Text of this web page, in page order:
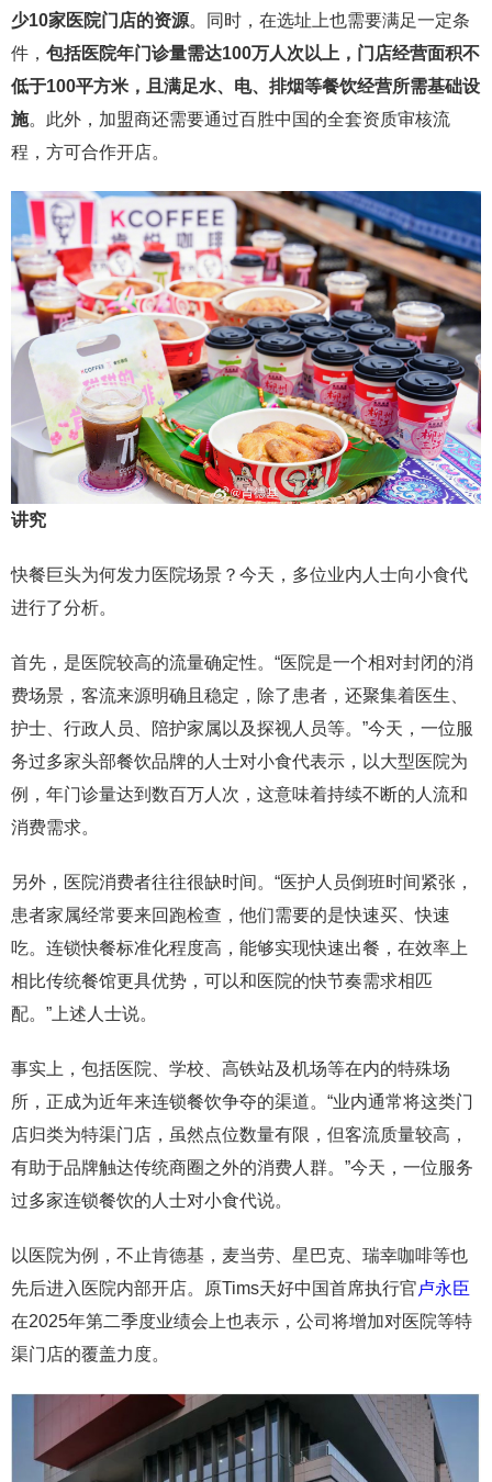
少10家医院门店的资源。同时，在选址上也需要满足一定条
件， 包括医院年门诊量需达100万人次以上，门店经营面积不
低于100平方米，且满足水、电、排烟等餐饮经营所需基础设
施。此外，加盟商还需要通过百胜中国的全套资质审核流
程，方可合作开店。
讲究
快餐巨头为何发力医院场景？今天，多位业内人士向小食代
进行了分析。
首先，是医院较高的流量确定性。“医院是一个相对封闭的消
费场景，客流来源明确且稳定，除了患者，还聚集着医生、
护士、行政人员、陪护家属以及探视人员等。”今天，一位服
务过多家头部餐饮品牌的人士对小食代表示，以大型医院为
例，年门诊量达到数百万人次，这意味着持续不断的人流和
消费需求。
另外，医院消费者往往很缺时间。“医护人员倒班时间紧张，
患者家属经常要来回跑检查，他们需要的是快速买、快速
吃。连锁快餐标准化程度高，能够实现快速出餐，在效率上
相比传统餐馆更具优势，可以和医院的快节奏需求相匹
配。”上述人士说。
事实上，包括医院、学校、高铁站及机场等在内的特殊场
所，正成为近年来连锁餐饮争夺的渠道。“业内通常将这类门
店归类为特渠门店，虽然点位数量有限，但客流质量较高，
有助于品牌触达传统商圈之外的消费人群。”今天，一位服务
过多家连锁餐饮的人士对小食代说。
以医院为例，不止肯德基，麦当劳、星巴克、瑞幸咖啡等也
先后进入医院内部开店。原Tims天好中国首席执行官卢永臣
在2025年第二季度业绩会上也表示，公司将增加对医院等特
渠门店的覆盖力度。